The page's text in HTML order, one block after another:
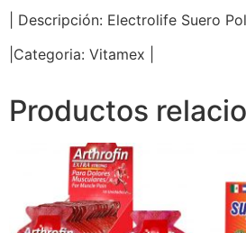
| Descripción: Electrolife Suero
|Categoria: Vitamex |
Productos